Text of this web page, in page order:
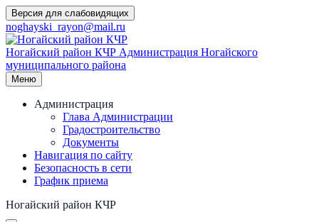
Перейти
к
содержимому
Версия для слабовидящих
noghayski_rayon@mail.ru
Ногайский район КЧР Администрация Ногайского
муниципального района
Меню
Администрация
Глава Администрации
Градостроительство
Документы
Навигация по сайту
Безопасность в сети
График приема
Ногайский район КЧР